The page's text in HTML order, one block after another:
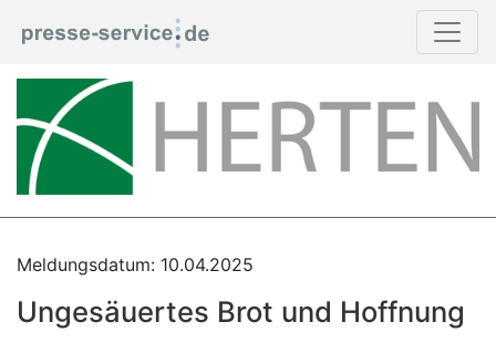
Meldungsdatum: 10.04.2025
Ungesäuertes Brot und Hoffnung